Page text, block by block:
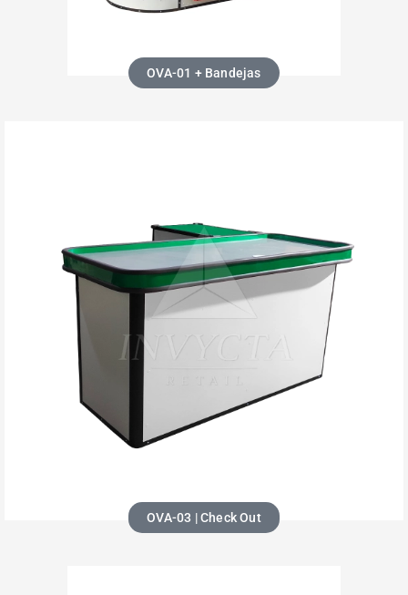
OVA-01 + Bandejas
OVA-03 | Check Out